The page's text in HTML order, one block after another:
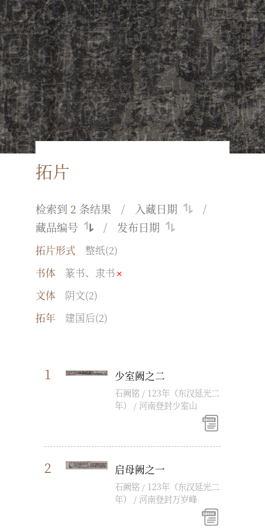
拓片
检索到 2 条结果
入藏日期
藏品编号
发布日期
拓片形式
整纸(2)
书体
篆书、隶书
文体
阴文(2)
拓年
建国后(2)
1 少室阙之二
石阙铭 / 123年（东汉延光二
年） / 河南登封少室山
2 启母阙之一
石阙铭 / 123年（东汉延光二
年） / 河南登封万岁峰